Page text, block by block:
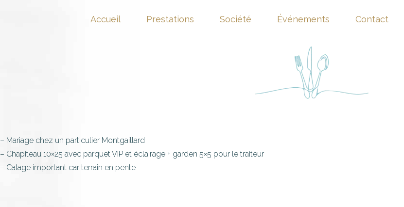
Accueil Prestations Société Événements Contact
– Mariage chez un particulier Montgaillard
– Chapiteau 10×25 avec parquet VIP et éclairage + garden 5×5 pour le traiteur
– Calage important car terrain en pente